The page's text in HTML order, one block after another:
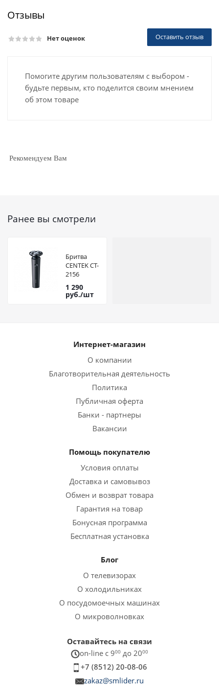
Отзывы
Нет оценок Оставить отзыв
Помогите другим пользователям с выбором -
будьте первым, кто поделится своим мнением
об этом товаре
Рекомендуем Вам
Ранее вы смотрели
Бритва
CENTEK CT-
2156
(черный)
1 290
руб./шт
Интернет-магазин
О компании
Благотворительная деятельность
Политика
Публичная оферта
Банки - партнеры
Вакансии
Помощь покупателю
Условия оплаты
Доставка и самовывоз
Обмен и возврат товара
Гарантия на товар
Бонусная программа
Бесплатная установка
Блог
О телевизорах
О холодильниках
О посудомоечных машинах
О микроволновках
Оставайтесь на связи
on-line c 900 до 2000
+7 (8512) 20-08-06
zakaz@smlider.ru